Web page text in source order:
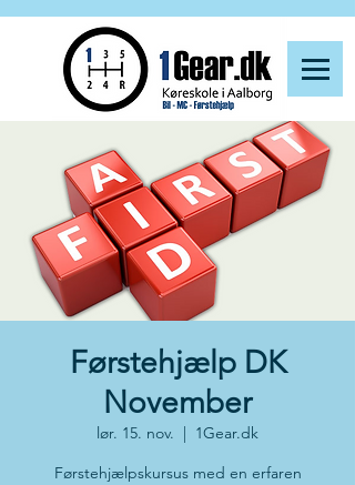
Førstehjælp DK
November
lør. 15. nov.
  |
1Gear.dk
Førstehjælpskursus med en erfaren